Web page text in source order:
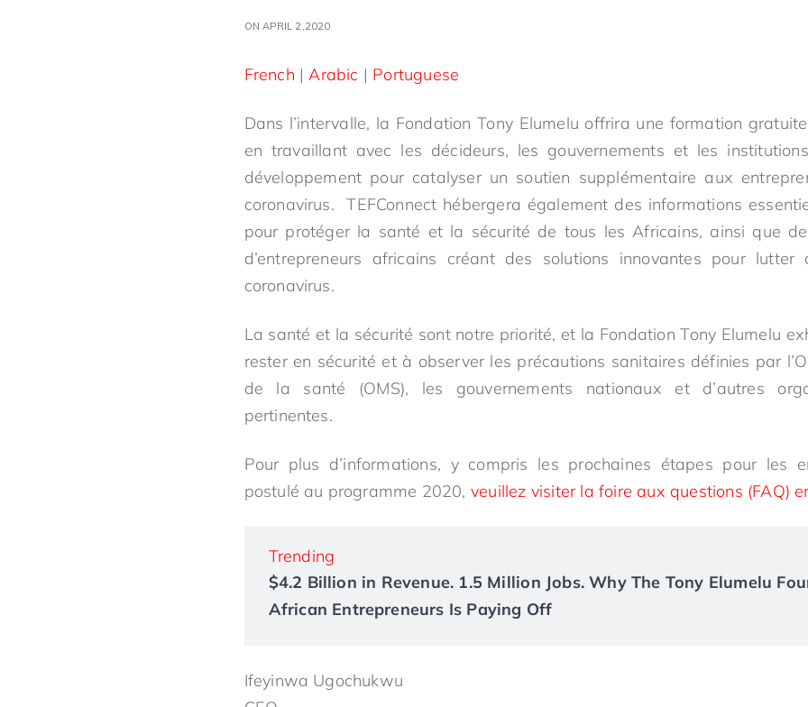
ON APRIL 2,2020
French |Arabic | Portuguese
Dans l’intervalle, la Fondation Tony Elumelu offrira une formation
en travaillant avec les décideurs, les gouvernements et les
développement pour catalyser un soutien supplémentaire aux
coronavirus. TEFConnect hébergera également des informations
pour protéger la santé et la sécurité de tous les Africains, ainsi que
d’entrepreneurs africains créant des solutions innovantes pour lutter
coronavirus.
La santé et la sécurité sont notre priorité, et la Fondation Tony Elumelu
rester en sécurité et à observer les précautions sanitaires définies par
de la santé (OMS), les gouvernements nationaux et d’autres
pertinentes.
Pour plus d’informations, y compris les prochaines étapes pour les
postulé au programme 2020, veuillez visiter la foire aux questions (FAQ)
Trending
$4.2 Billion in Revenue. 1.5 Million Jobs. Why The Tony Elumelu
African Entrepreneurs Is Paying Off
Ifeyinwa Ugochukwu